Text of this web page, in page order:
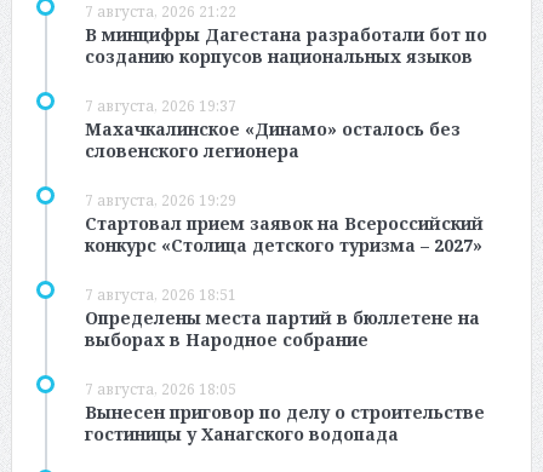
7 августа, 2026 21:22
В минцифры Дагестана разработали бот по
созданию корпусов национальных языков
7 августа, 2026 19:37
Махачкалинское «Динамо» осталось без
словенского легионера
7 августа, 2026 19:29
Стартовал прием заявок на Всероссийский
конкурс «Столица детского туризма – 2027»
7 августа, 2026 18:51
Определены места партий в бюллетене на
выборах в Народное собрание
7 августа, 2026 18:05
Вынесен приговор по делу о строительстве
гостиницы у Ханагского водопада